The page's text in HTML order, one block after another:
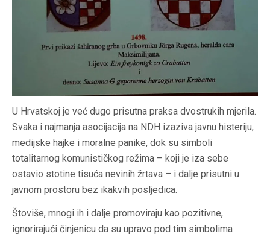
U Hrvatskoj je već dugo prisutna praksa dvostrukih mjerila.
Svaka i najmanja asocijacija na NDH izaziva javnu histeriju,
medijske hajke i moralne panike, dok su simboli
totalitarnog komunističkog režima – koji je iza sebe
ostavio stotine tisuća nevinih žrtava – i dalje prisutni u
javnom prostoru bez ikakvih posljedica.
Štoviše, mnogi ih i dalje promoviraju kao pozitivne,
ignorirajući činjenicu da su upravo pod tim simbolima